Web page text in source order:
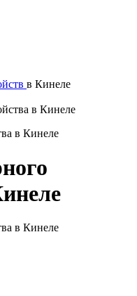
в Кинеле
в Кинеле